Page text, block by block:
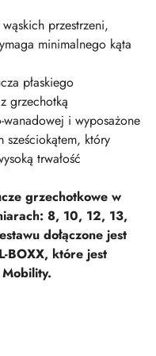
przestrzeni,
minimalnego kąta
płaskiego
grzechotką
i wyposażone
który
trwałość
grzechotkowe w
8, 10, 12, 13,
dołączone jest
BOXX, które jest